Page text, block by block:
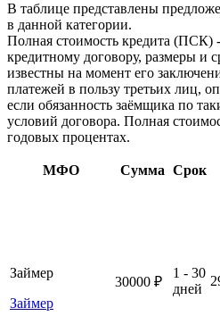
В таблице представлены
в данной категории.
Полная стоимость кредита (ПСК)
кредитному договору, размеры и
известны на момент его
платежей в пользу третьих лиц,
если обязанность заёмщика по
условий договора. Полная
годовых процентах.
МФО Сумма Срок
Займер
Займер
30000 ₽
1 - 30
дней